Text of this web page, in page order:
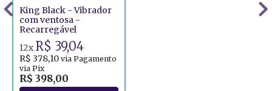
King Black - Vibrador
com ventosa -
Recarregável
R$ 398,00
12x R$ 39,04
R$ 378,10 via Pagamento
via Pix